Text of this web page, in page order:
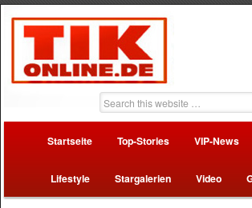
Startseite Top-Stories VIP-News
Lifestyle Stargalerien Video